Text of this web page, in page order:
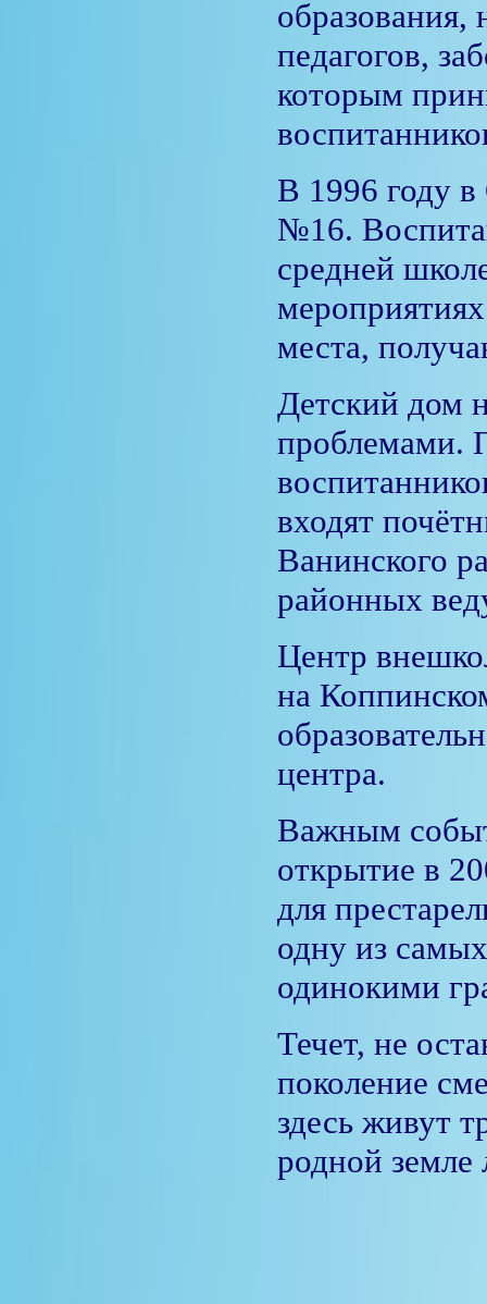
образования,
педагогов,
которым
В 1996 году
№16.
средней
места,
Детский дом
проблемами.
входят
Ванинского
районных
Центр
на
центра.
Важным
открытие в
для
одну из
одинокими
Течет, не
поколение
здесь живут
родной земле